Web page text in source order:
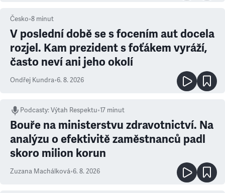
Česko•8 minut
V poslední době se s focením aut docela
rozjel. Kam prezident s foťákem vyráží,
často neví ani jeho okolí
Ondřej Kundra•6. 8. 2026
Podcasty:Výtah Respektu•17 minut
Bouře na ministerstvu zdravotnictví. Na
analýzu o efektivitě zaměstnanců padl
skoro milion korun
Zuzana Machálková•6. 8. 2026